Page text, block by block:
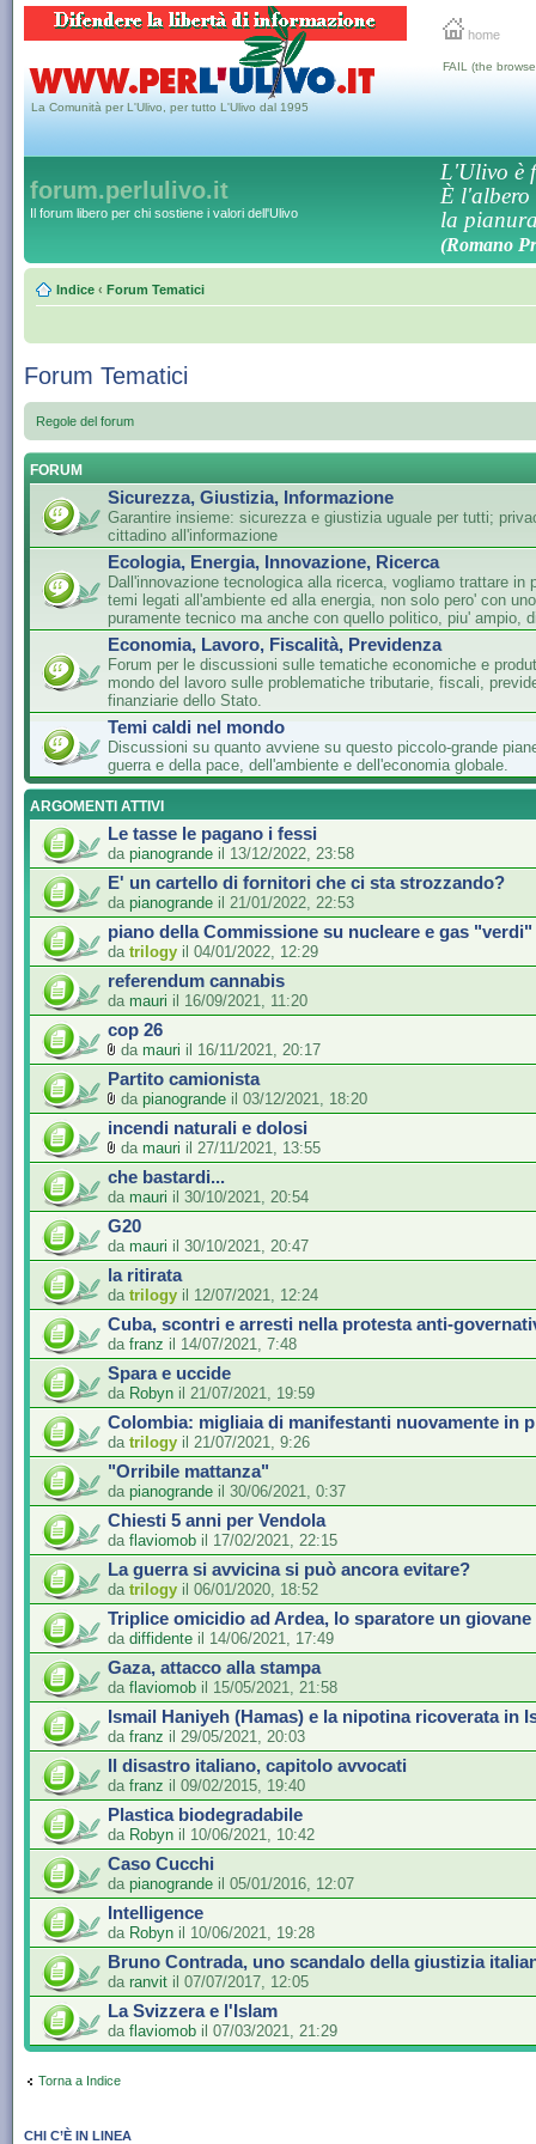
home
La Comunità per L'Ulivo, per tutto L'Ulivo dal 1995
FAIL (the
forum.perlulivo.it
Il forum libero per chi sostiene i valori dell'Ulivo
L'Ulivo è
È l'albero
la
(Romano
Indice ‹ Forum Tematici
Forum Tematici
Regole del forum
FORUM
Sicurezza, Giustizia, Informazione
Garantire insieme: sicurezza e giustizia uguale per tutti;
cittadino all'informazione
Ecologia, Energia, Innovazione, Ricerca
Dall'innovazione tecnologica alla ricerca, vogliamo trattare in
temi legati all'ambiente ed alla energia, non solo pero' con
puramente tecnico ma anche con quello politico, piu' ampio,
Economia, Lavoro, Fiscalità, Previdenza
Forum per le discussioni sulle tematiche economiche e
mondo del lavoro sulle problematiche tributarie, fiscali,
finanziarie dello Stato.
Temi caldi nel mondo
Discussioni su quanto avviene su questo piccolo-grande
guerra e della pace, dell'ambiente e dell'economia globale.
ARGOMENTI ATTIVI
Le tasse le pagano i fessi
da pianogrande il 13/12/2022, 23:58
E' un cartello di fornitori che ci sta strozzando?
da pianogrande il 21/01/2022, 22:53
piano della Commissione su nucleare e gas "verdi"
da trilogy il 04/01/2022, 12:29
referendum cannabis
da mauri il 16/09/2021, 11:20
cop 26
da mauri il 16/11/2021, 20:17
Partito camionista
da pianogrande il 03/12/2021, 18:20
incendi naturali e dolosi
da mauri il 27/11/2021, 13:55
che bastardi...
da mauri il 30/10/2021, 20:54
G20
da mauri il 30/10/2021, 20:47
la ritirata
da trilogy il 12/07/2021, 12:24
Cuba, scontri e arresti nella protesta anti-
da franz il 14/07/2021, 7:48
Spara e uccide
da Robyn il 21/07/2021, 19:59
Colombia: migliaia di manifestanti nuovamente in
da trilogy il 21/07/2021, 9:26
"Orribile mattanza"
da pianogrande il 30/06/2021, 0:37
Chiesti 5 anni per Vendola
da flaviomob il 17/02/2021, 22:15
La guerra si avvicina si può ancora evitare?
da trilogy il 06/01/2020, 18:52
Triplice omicidio ad Ardea, lo sparatore un
da diffidente il 14/06/2021, 17:49
Gaza, attacco alla stampa
da flaviomob il 15/05/2021, 21:58
Ismail Haniyeh (Hamas) e la nipotina ricoverata in
da franz il 29/05/2021, 20:03
Il disastro italiano, capitolo avvocati
da franz il 09/02/2015, 19:40
Plastica biodegradabile
da Robyn il 10/06/2021, 10:42
Caso Cucchi
da pianogrande il 05/01/2016, 12:07
Intelligence
da Robyn il 10/06/2021, 19:28
Bruno Contrada, uno scandalo della giustizia
da ranvit il 07/07/2017, 12:05
La Svizzera e l'Islam
da flaviomob il 07/03/2021, 21:29
Torna a Indice
CHI C’È IN LINEA